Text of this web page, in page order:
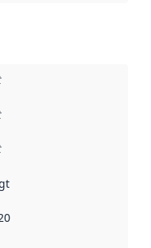
når dataa i dette